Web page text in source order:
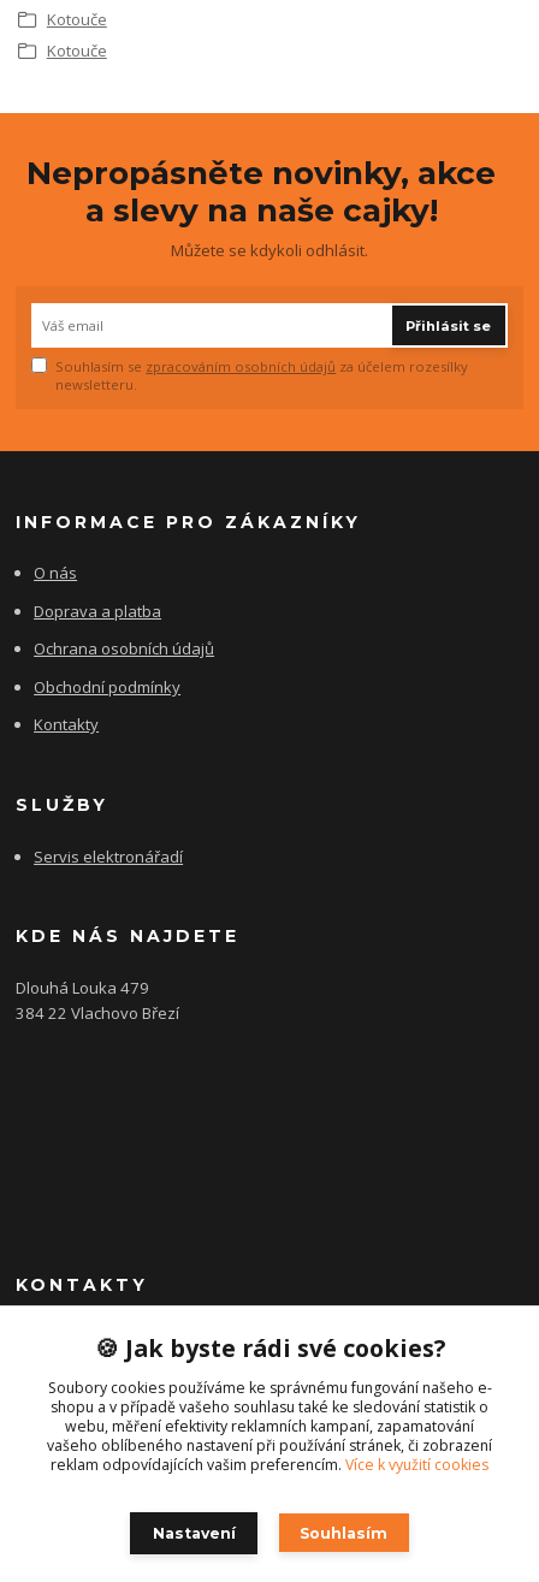
Kotouče
Kotouče
Nepropásněte novinky, akce
a slevy na naše cajky!
Můžete se kdykoli odhlásit.
Přihlásit se
Souhlasím se zpracováním osobních údajů za účelem rozesílky
newsletteru.
INFORMACE PRO ZÁKAZNÍKY
O nás
Doprava a platba
Ochrana osobních údajů
Obchodní podmínky
Kontakty
SLUŽBY
Servis elektronářadí
KDE NÁS NAJDETE
Dlouhá Louka 479
384 22 Vlachovo Březí
KONTAKTY
+420 792 757 523
obchod@cajkservis.cz
🍪 Jak byste rádi své cookies?
Soubory cookies používáme ke správnému fungování našeho e-
shopu a v případě vašeho souhlasu také ke sledování statistik o
webu, měření efektivity reklamních kampaní, zapamatování
vašeho oblíbeného nastavení při používání stránek, či zobrazení
reklam odpovídajících vašim preferencím. Více k využití cookies
Nastavení Souhlasím